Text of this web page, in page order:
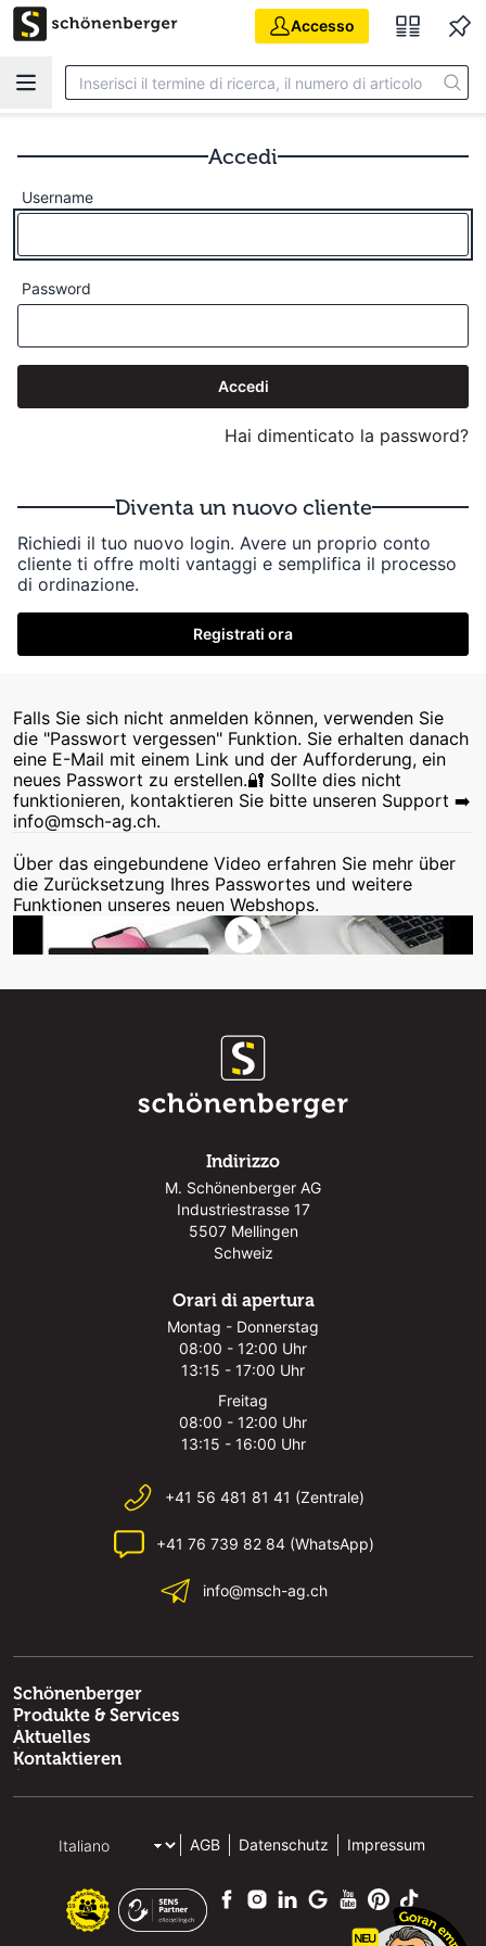
Vai al contenuto principale
Accesso
Accedi
Username
Password
Accedi
Hai dimenticato la password?
Diventa un nuovo cliente
Richiedi il tuo nuovo login. Avere un proprio conto
cliente ti offre molti vantaggi e semplifica il processo
di ordinazione.
Registrati ora
Falls Sie sich nicht anmelden können, verwenden Sie
die "Passwort vergessen" Funktion. Sie erhalten danach
eine E-Mail mit einem Link und der Aufforderung, ein
neues Passwort zu erstellen.🔐 Sollte dies nicht
funktionieren, kontaktieren Sie bitte unseren Support ➡️
info@msch-ag.ch.
Über das eingebundene Video erfahren Sie mehr über
die Zurücksetzung Ihres Passwortes und weitere
Funktionen unseres neuen Webshops.
Indirizzo
M. Schönenberger AG
Industriestrasse 17
5507 Mellingen
Schweiz
Orari di apertura
Montag - Donnerstag
08:00 - 12:00 Uhr
13:15 - 17:00 Uhr
Freitag
08:00 - 12:00 Uhr
13:15 - 16:00 Uhr
+41 56 481 81 41 (Zentrale)
+41 76 739 82 84 (WhatsApp)
info@msch-ag.ch
Schönenberger
Produkte & Services
Aktuelles
Kontaktieren
AGB Datenschutz Impressum